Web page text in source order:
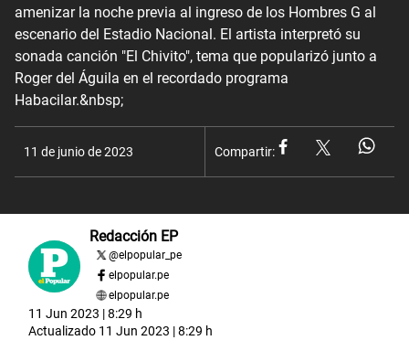
amenizar la noche previa al ingreso de los Hombres G al
escenario del Estadio Nacional. El artista interpretó su
sonada canción "El Chivito", tema que popularizó junto a
Roger del Águila en el recordado programa
Habacilar.&nbsp;
11 de junio de 2023 Compartir:
Redacción EP
@elpopular_pe
elpopular.pe
elpopular.pe
11 Jun 2023 | 8:29 h
Actualizado 11 Jun 2023 | 8:29 h